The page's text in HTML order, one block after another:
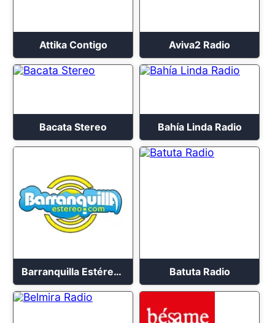
Attika Contigo Aviva2 Radio
Bacata Stereo Bahía Linda Radio
Barranquilla Estéreo En Vivo 2023 Batuta Radio